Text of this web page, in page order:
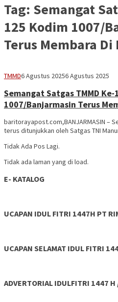
Tag: Semangat
125 Kodim 1007/
Terus Membara
TMMDVananta
6 Agustus 20256 Agustus 2025
Semangat Satgas TMMD
1007/Banjarmasin Terus
baritorayapost.com,BANJARMASIN –
terus ditunjukkan oleh Satgas TNI
Tidak Ada Pos Lagi.
Tidak ada laman yang di load.
E- KATALOG
UCAPAN IDUL FITRI 1447H PT
UCAPAN SELAMAT IDUL FITRI
ADVERTORIAL IDULFITRI 1447